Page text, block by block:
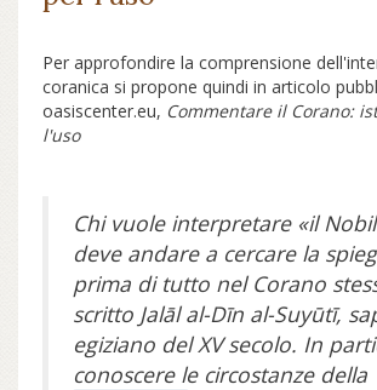
Per approfondire la comprensione
coranica si propone quindi in articolo
oasiscenter.eu, Commentare il Corano:
l'uso
Chi vuole interpretare «il
deve andare a cercare la
prima di tutto nel Corano
scritto Jalāl al-Dīn al-Suyūtī,
egiziano del XV secolo. In
conoscere le circostanze della